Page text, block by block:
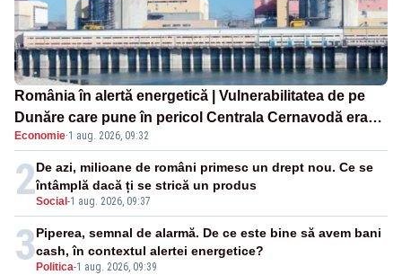
România în alertă energetică | Vulnerabilitatea de pe
Dunăre care pune în pericol Centrala Cernavodă era
cunoscută de pe vremea lui Ceaușescu
Economie·1 aug. 2026, 09:32
2Social -1 aug. 2026, 09:37
De azi, milioane de români primesc un drept nou. Ce se
întâmplă dacă ți se strică un produs
3 Politica-1 aug. 2026, 09:39
Piperea, semnal de alarmă. De ce este bine să avem bani
cash, în contextul alertei energetice?